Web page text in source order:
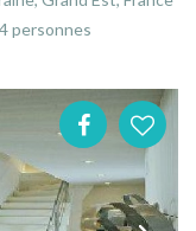
4 personnes